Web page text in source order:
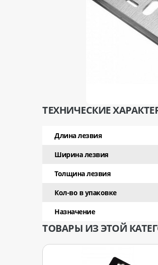
ТЕХНИЧЕСКИЕ
Длина лезвия
Ширина лезвия
Толщина лезвия
Кол-во в упаковке
Назначение
ТОВАРЫ ИЗ ЭТОЙ